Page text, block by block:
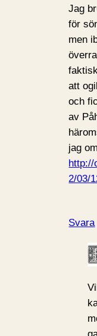
Jag
för
men
att
och
av
jag
http://
2/03/
Svara